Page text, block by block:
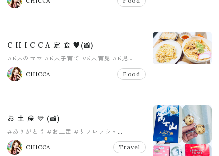
C H I C C A 定 食 ♥️(📸)
#5人のママ #5人子育て #5人育児 #5児
#おうちごはん
CHICCA
Food
お 土 産 💛 (📸)
#ありがとう #お土産 #リフレッシュ
#女の子ママ
#子供のいる生活
CHICCA Travel